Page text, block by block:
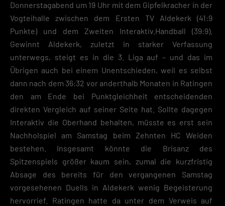
Donnerstagabend um 19 Uhr mit dem Gipfelkracher in der
Vogteihalle zwischen dem Ersten TV Aldekerk (41:9
Punkte) und dem Zweiten Interaktiv.Handball (39:9).
Gewinnt Aldekerk, zuletzt in starker Verfassung
unterwegs, steigt es in die 3. Liga auf – und das im
Übrigen auch bei einem Unentschieden, weil es selbst
dann nach dem 36:32 vor anderthalb Monaten in Ratingen
den am Ende bei Punktgleichheit entscheidenden
direkten Vergleich auf seiner Seite hat. Sollte dagegen
Interaktiv die Oberhand behalten, müsste es erst sein
Nachholspiel am Samstag beim Zehnten HC Weiden
bestehen. Insgesamt könnte die Brisanz des
Spitzenspiels größer kaum sein, zumal die kurzfristig
Absage des bereits für den vergangenen Samstag
vorgesehenen Duells in Aldekerk wenig Begeisterung
hervorrief. Ratingen hatte da unter dem Verweis auf
Informationen über die Verwendung deiner Daten findest du in
unsererDatenschutzerklärung
Mit dem Klick auf „Verstanden“ erklärst du dich mit der Verwendung der
Cookies einverstanden. Wir bitten dich um Verständnis, dass du ohne
Wenn du unter 16 Jahre alt bist und deine Zustimmung zu freiwilligen
Diensten geben möchtest, musst du deine Erziehungsberechtigten um
Hier finden Sie eine Übersicht über alle verwendeten Cookies. Sie
Ihre Einwilligung zu ganzen Kategorien geben oder sich weitere
Informationen anzeigen lassen und so nur bestimmte Cookies
Speichern
Datenschutzeinstellungen
Essenziell (2)